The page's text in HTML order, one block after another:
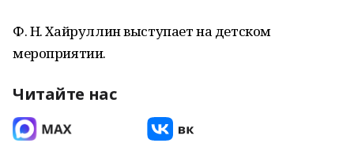
Ф. Н. Хайруллин выступает на детском
мероприятии.
Читайте нас